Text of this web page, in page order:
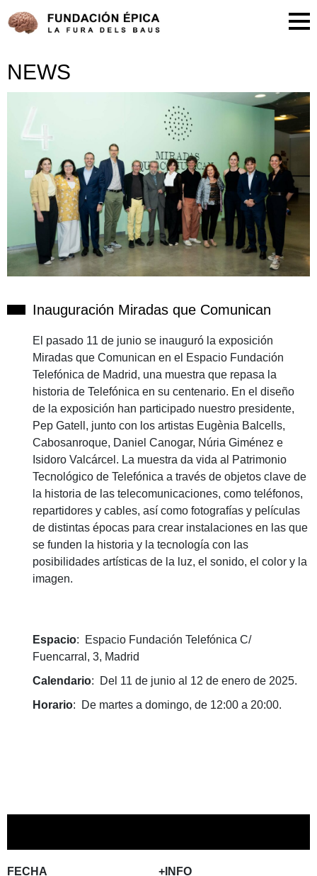
NEWS
Inauguración Miradas que Comunican
El pasado 11 de junio se inauguró la exposición
Miradas que Comunican en el Espacio Fundación
Telefónica de Madrid, una muestra que repasa la
historia de Telefónica en su centenario. En el diseño
de la exposición han participado nuestro presidente,
Pep Gatell, junto con los artistas Eugènia Balcells,
Cabosanroque, Daniel Canogar, Núria Giménez e
Isidoro Valcárcel. La muestra da vida al Patrimonio
Tecnológico de Telefónica a través de objetos clave de
la historia de las telecomunicaciones, como teléfonos,
repartidores y cables, así como fotografías y películas
de distintas épocas para crear instalaciones en las que
se funden la historia y la tecnología con las
posibilidades artísticas de la luz, el sonido, el color y la
imagen.
Espacio: Espacio Fundación Telefónica C/
Fuencarral, 3, Madrid
Calendario: Del 11 de junio al 12 de enero de 2025.
Horario: De martes a domingo, de 12:00 a 20:00.
FECHA
+INFO